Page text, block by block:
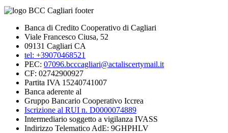
Banca di Credito Cooperativo di Cagliari
Viale Francesco Ciusa, 52
09131 Cagliari CA
tel: +39070468521
PEC: 07096.bcccagliari@actaliscertymail.it
CF: 02742900927
Partita IVA 15240741007
Banca aderente al
Gruppo Bancario Cooperativo Iccrea
Iscrizione al RUI n. D0000074889
Intermediario soggetto a vigilanza IVASS
Indirizzo Telematico AdE: 9GHPHLV